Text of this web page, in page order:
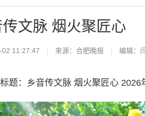
传文脉 烟火聚匠心
02 11:27:47 来源： 合肥晚报 编辑：
：乡音传文脉 烟火聚匠心 2026